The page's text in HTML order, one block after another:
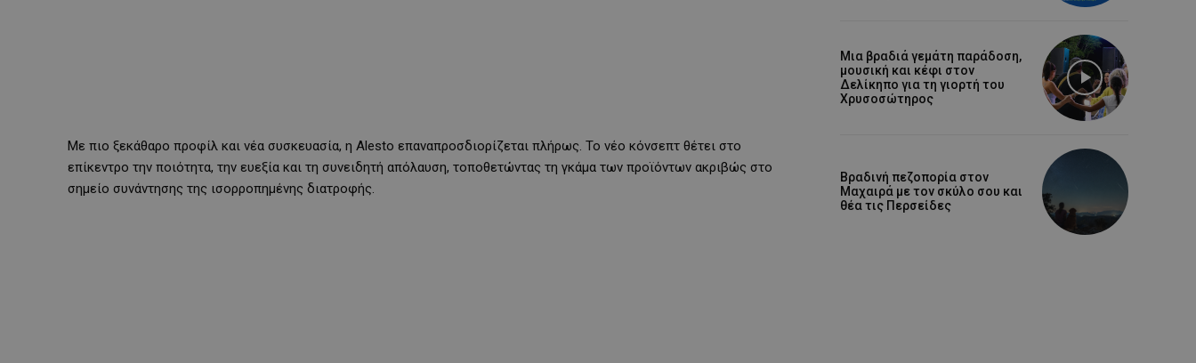
Με πιο ξεκάθαρο προφίλ και νέα συσκευασία, η Alesto επαναπροσδιορίζεται πλήρως. Το νέο κόνσεπτ θέτει στο
επίκεντρο την ποιότητα, την ευεξία και τη συνειδητή απόλαυση, τοποθετώντας τη γκάμα των προϊόντων ακριβώς στο
σημείο συνάντησης της ισορροπημένης διατροφής.
Μια βραδιά γεμάτη παράδοση,
μουσική και κέφι στον
Δελίκηπο για τη γιορτή του
Χρυσοσώτηρος
Βραδινή πεζοπορία στον
Μαχαιρά με τον σκύλο σου και
θέα τις Περσείδες